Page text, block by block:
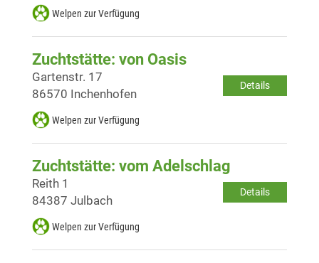
Welpen zur Verfügung
Zuchtstätte: von Oasis
Details
Gartenstr. 17
86570 Inchenhofen
Welpen zur Verfügung
Zuchtstätte: vom Adelschlag
Details
Reith 1
84387 Julbach
Welpen zur Verfügung